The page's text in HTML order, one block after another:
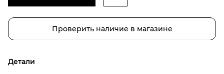
Проверить наличие в магазине
Детали